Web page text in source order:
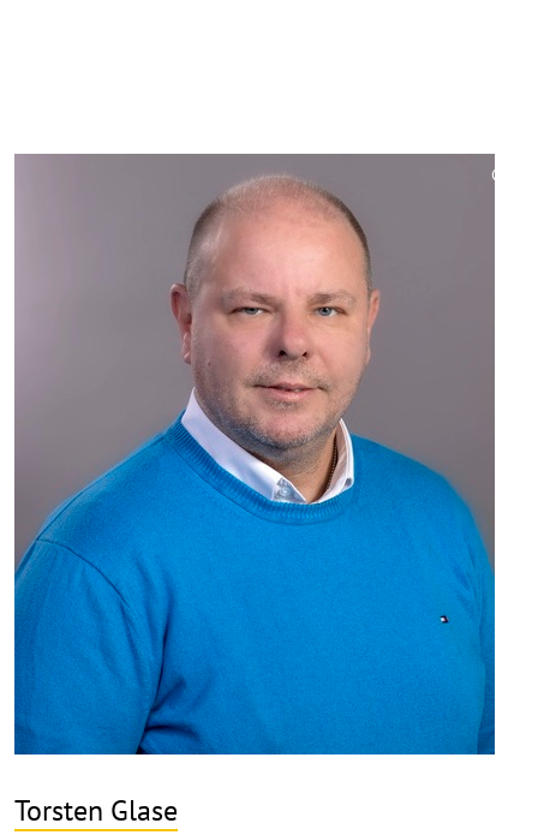
©
Torsten Glase